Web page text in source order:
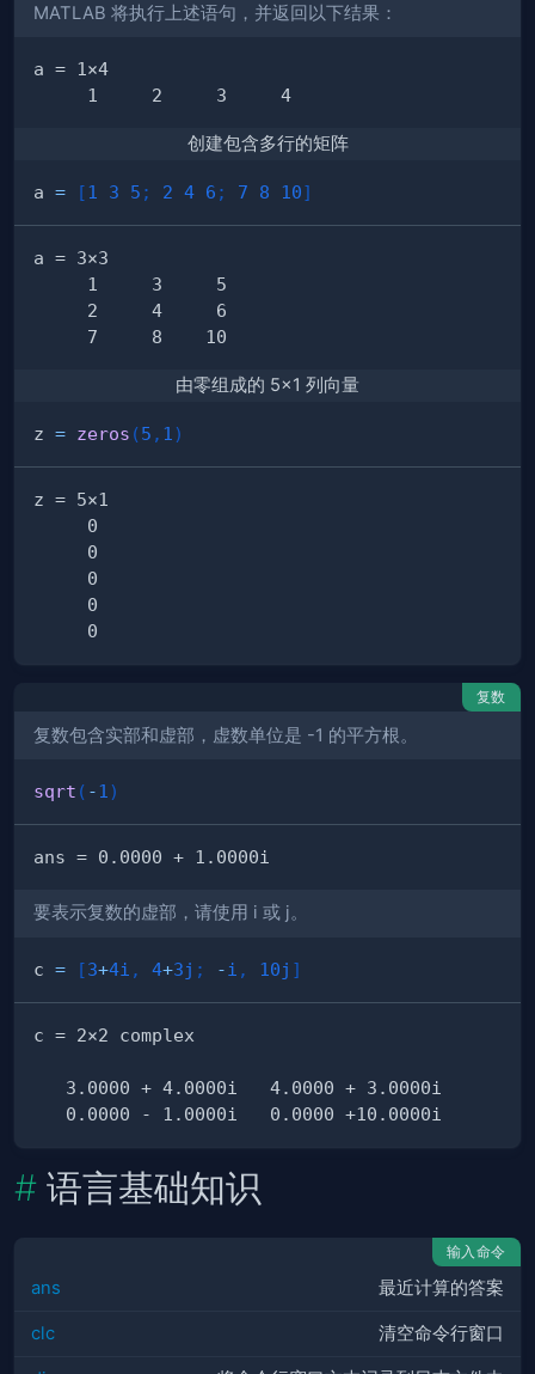
MATLAB 将执行上述语句，并返回以下结果：
创建包含多行的矩阵
a = [1 3 5 ; 2 4 6 ; 7 8 10]
由零组成的 5×1 列向量
z = zeros (5 , 1 )
复数
复数包含实部和虚部，虚数单位是 -1 的平方根。
sqrt ( -1 )
要表示复数的虚部，请使用 i 或 j。
c = [3+4i , 4+3j ; - i , 10j ]
语言基础知识
输入命令
ans 最近计算的答案
clc 清空命令行窗口